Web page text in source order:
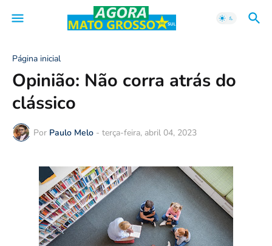
Página inicial
Opinião: Não corra atrás do
clássico
Por Paulo Melo - terça-feira, abril 04, 2023